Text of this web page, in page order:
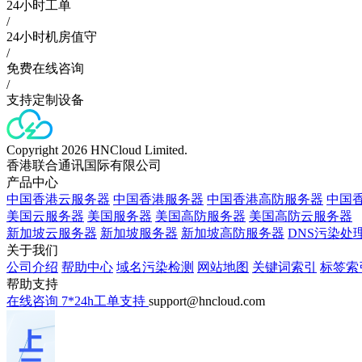
24小时工单
/
24小时机房值守
/
免费在线咨询
/
支持定制设备
Copyright 2026 HNCloud Limited.
香港联合通讯国际有限公司
产品中心
中国香港云服务器 中国香港服务器 中国香港高防服务器 中国
美国云服务器 美国服务器 美国高防服务器 美国高防云服务器
新加坡云服务器 新加坡服务器 新加坡高防服务器 DNS污染处
关于我们
公司介绍 帮助中心 域名污染检测 网站地图 关键词索引
标签索
帮助支持
在线咨询 7*24h工单支持 support@hncloud.com